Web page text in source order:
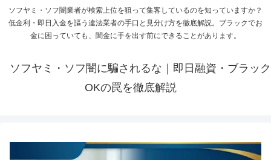
ソフヤミ・ソフ闇業者が検索上位を狙って集客しているのを知っていますか？
低金利・即日入金を謳う違法業者の手口と見分け方を徹底解説。ブラックでお
金に困っていても、闇金に手を出す前にできることがあります。
ソフヤミ・ソフ闇に騙されるな｜即日融資・ブラック
OKの罠を徹底解説